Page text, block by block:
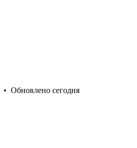
• Обновлено сегодня